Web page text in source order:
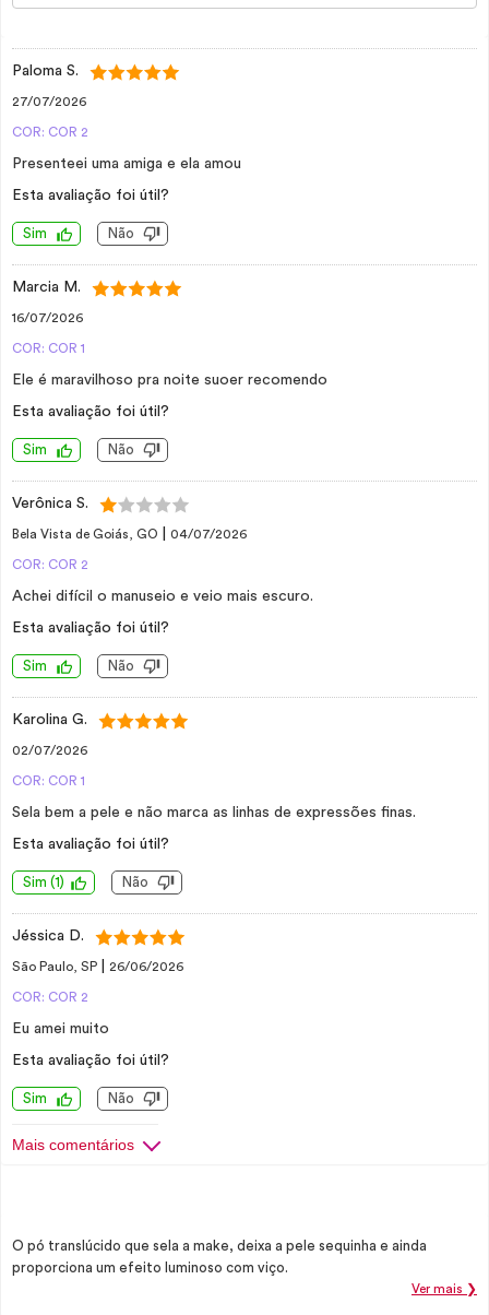
Paloma S.
27/07/2026
COR: COR 2
Presenteei uma amiga e ela amou
Esta avaliação foi útil?
Sim Não
Marcia M.
16/07/2026
COR: COR 1
Ele é maravilhoso pra noite suoer recomendo
Esta avaliação foi útil?
Sim Não
Verônica S.
Bela Vista de Goiás, GO 04/07/2026
COR: COR 2
Achei difícil o manuseio e veio mais escuro.
Esta avaliação foi útil?
Sim Não
Karolina G.
02/07/2026
COR: COR 1
Sela bem a pele e não marca as linhas de expressões finas.
Esta avaliação foi útil?
Sim (1) Não
Jéssica D.
São Paulo, SP 26/06/2026
COR: COR 2
Eu amei muito
Esta avaliação foi útil?
Sim Não
Mais comentários
O pó translúcido que sela a make, deixa a pele sequinha e ainda
proporciona um efeito luminoso com viço.
Ver mais ❯